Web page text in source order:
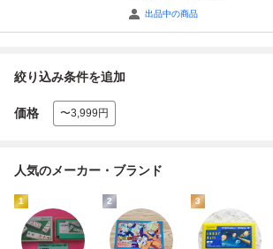
出品中の商品
絞り込み条件を追加
価格 〜3,999円
人気のメーカー・ブランド
1 2 3